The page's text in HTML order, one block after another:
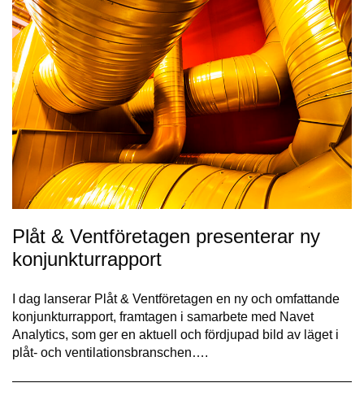
Plåt & Ventföretagen presenterar ny
konjunkturrapport
I dag lanserar Plåt & Ventföretagen en ny och omfattande
konjunkturrapport, framtagen i samarbete med Navet
Analytics, som ger en aktuell och fördjupad bild av läget i
plåt- och ventilationsbranschen….